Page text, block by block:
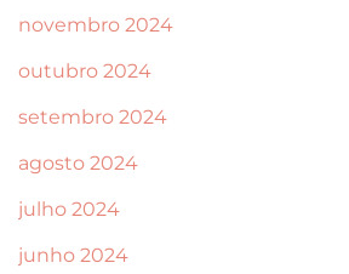
novembro 2024
outubro 2024
setembro 2024
agosto 2024
julho 2024
junho 2024